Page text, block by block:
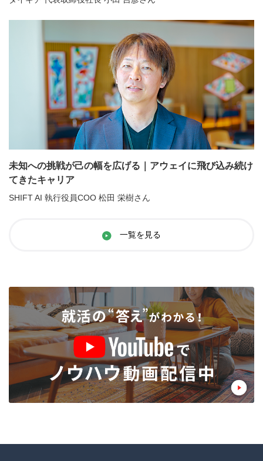
未知への挑戦が己の幅を広げる｜アウェイに飛び込み続け
てきたキャリア
SHIFT AI 執行役員COO 松田 栄樹さん
一覧を見る